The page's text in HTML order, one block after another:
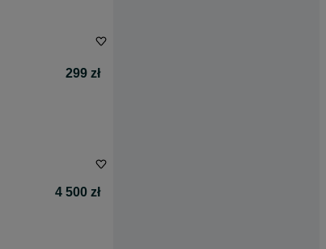
299 zł
4 500 zł